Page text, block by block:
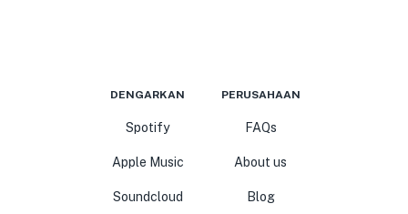
DENGARKAN
Spotify
Apple Music
Soundcloud
PERUSAHAAN
FAQs
About us
Blog